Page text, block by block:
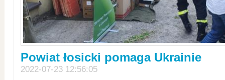
Powiat łosicki pomaga Ukrainie
2022-07-23 12:56:05